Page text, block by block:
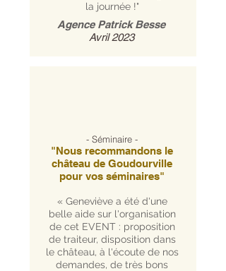
la journée !"
Agence Patrick Besse
Avril 2023
- Séminaire -
"Nous recommandons le
château de Goudourville
pour vos séminaires"
« Geneviève a été d'une
belle aide sur l'organisation
de cet EVENT : proposition
de traiteur, disposition dans
le château, à l'écoute de nos
demandes, de très bons